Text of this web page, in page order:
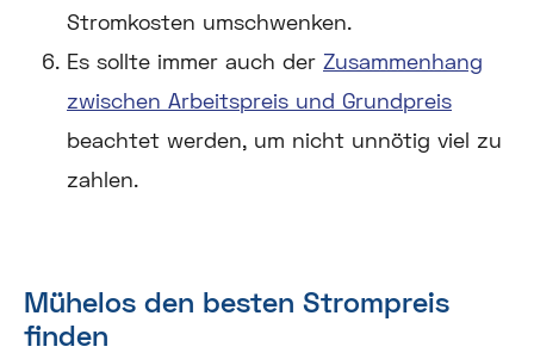
Stromkosten umschwenken.
Es sollte immer auch der Zusammenhang
zwischen Arbeitspreis und Grundpreis
beachtet werden, um nicht unnötig viel zu
zahlen.
Mühelos den besten Strompreis
finden